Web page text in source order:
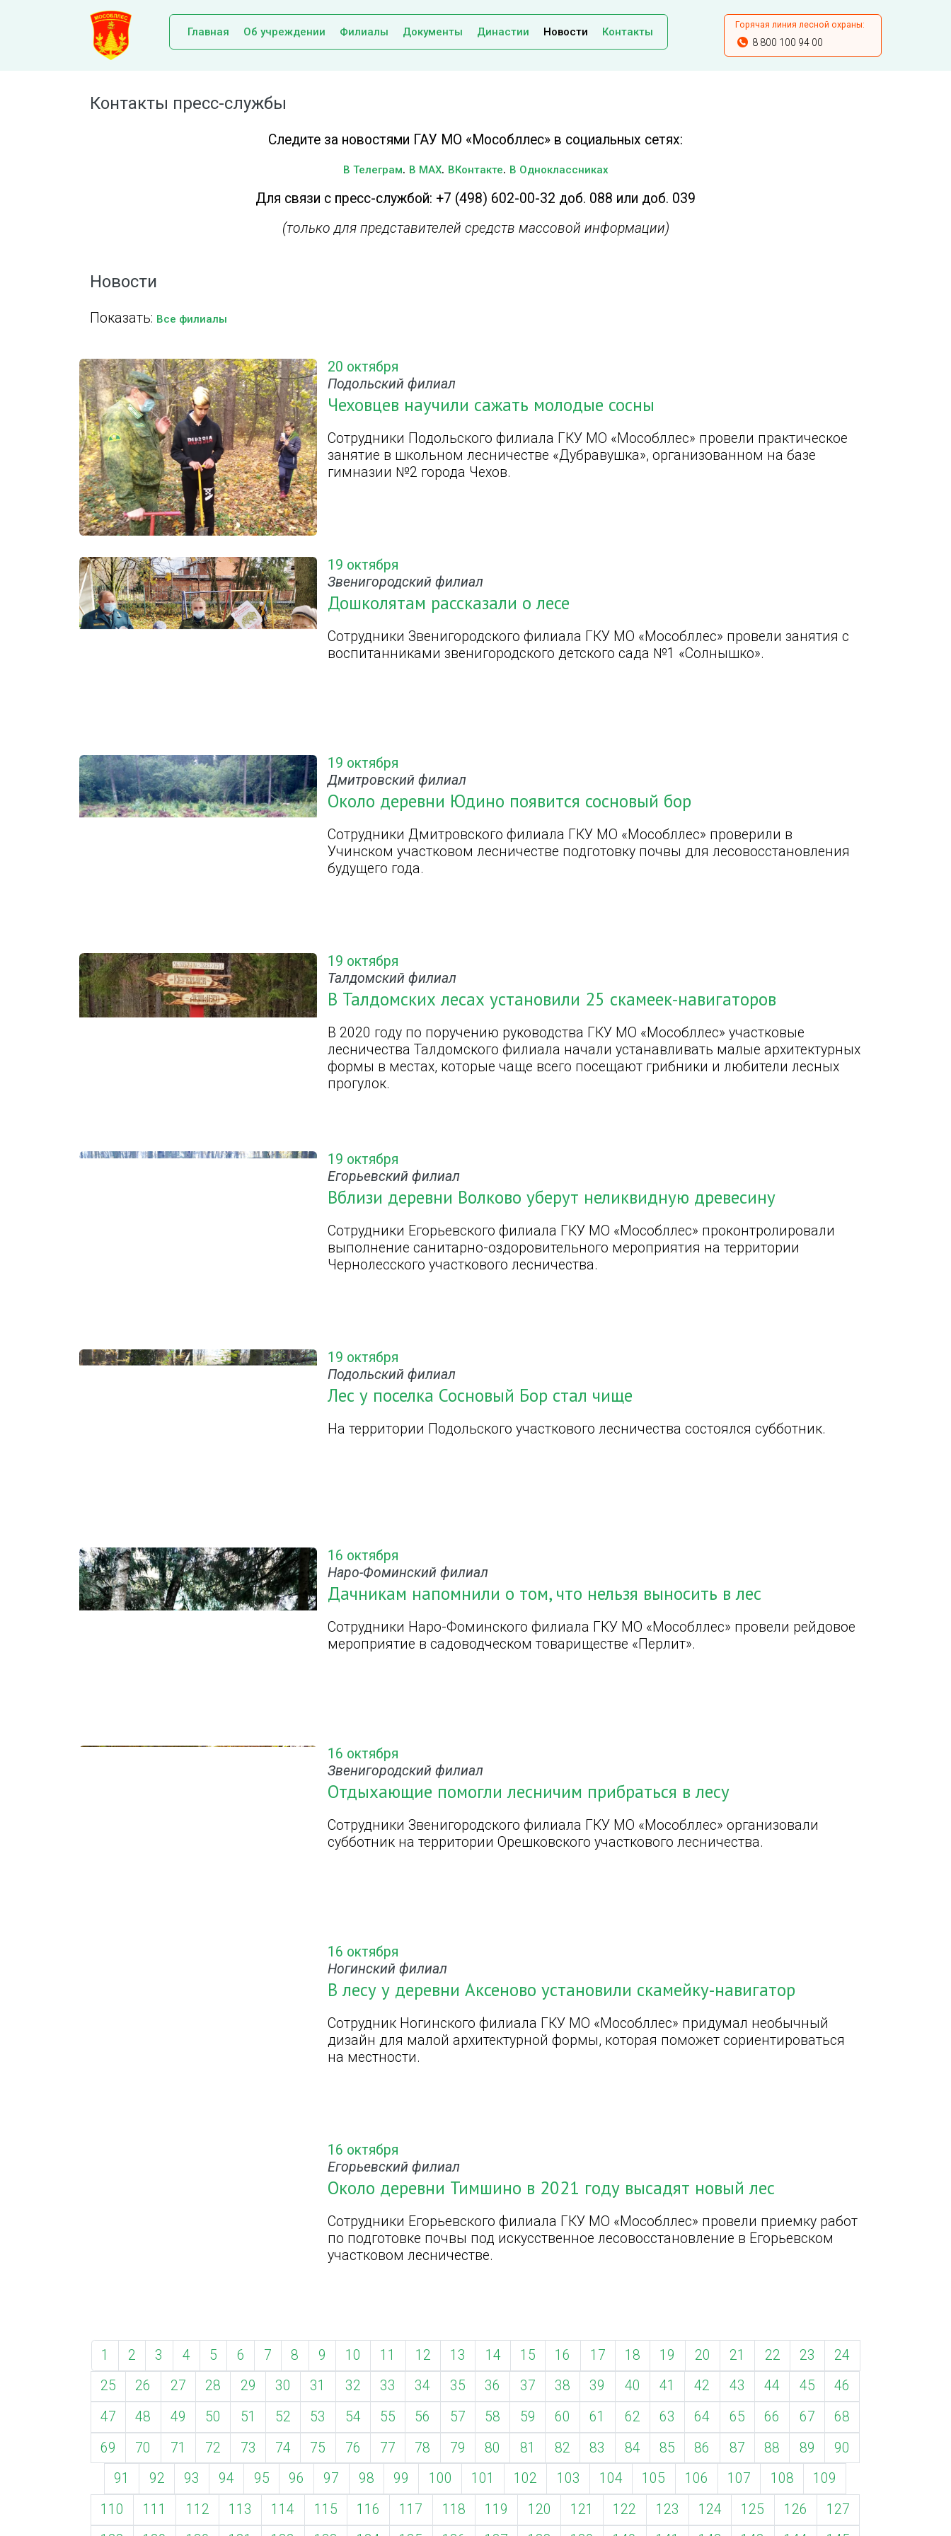
Главная Об учреждении Филиалы Документы Династии Новости Контакты
Горячая линия лесной охраны:
8 800 100 94 00
Контакты пресс-службы
Следите за новостями ГАУ МО «Мособллес» в социальных сетях:
В Телеграм. В MAX. ВКонтакте. В Одноклассниках
Для связи с пресс-службой: +7 (498) 602-00-32 доб. 088 или доб. 039
(только для представителей средств массовой информации)
Новости
Показать: Все филиалы
20 октября
Подольский филиал
Чеховцев научили сажать молодые сосны
Сотрудники Подольского филиала ГКУ МО «Мособллес» провели практическое
занятие в школьном лесничестве «Дубравушка», организованном на базе
гимназии №2 города Чехов.
19 октября
Звенигородский филиал
Дошколятам рассказали о лесе
Сотрудники Звенигородского филиала ГКУ МО «Мособллес» провели занятия с
воспитанниками звенигородского детского сада №1 «Солнышко».
19 октября
Дмитровский филиал
Около деревни Юдино появится сосновый бор
Сотрудники Дмитровского филиала ГКУ МО «Мособллес» проверили в
Учинском участковом лесничестве подготовку почвы для лесовосстановления
будущего года.
19 октября
Талдомский филиал
В Талдомских лесах установили 25 скамеек-навигаторов
В 2020 году по поручению руководства ГКУ МО «Мособллес» участковые
лесничества Талдомского филиала начали устанавливать малые архитектурных
формы в местах, которые чаще всего посещают грибники и любители лесных
прогулок.
19 октября
Егорьевский филиал
Вблизи деревни Волково уберут неликвидную древесину
Сотрудники Егорьевского филиала ГКУ МО «Мособллес» проконтролировали
выполнение санитарно-оздоровительного мероприятия на территории
Чернолесского участкового лесничества.
19 октября
Подольский филиал
Лес у поселка Сосновый Бор стал чище
На территории Подольского участкового лесничества состоялся субботник.
16 октября
Наро-Фоминский филиал
Дачникам напомнили о том, что нельзя выносить в лес
Сотрудники Наро-Фоминского филиала ГКУ МО «Мособллес» провели рейдовое
мероприятие в садоводческом товариществе «Перлит».
16 октября
Звенигородский филиал
Отдыхающие помогли лесничим прибраться в лесу
Сотрудники Звенигородского филиала ГКУ МО «Мособллес» организовали
субботник на территории Орешковского участкового лесничества.
16 октября
Ногинский филиал
В лесу у деревни Аксеново установили скамейку-навигатор
Сотрудник Ногинского филиала ГКУ МО «Мособллес» придумал необычный
дизайн для малой архитектурной формы, которая поможет сориентироваться
на местности.
16 октября
Егорьевский филиал
Около деревни Тимшино в 2021 году высадят новый лес
Сотрудники Егорьевского филиала ГКУ МО «Мособллес» провели приемку работ
по подготовке почвы под искусственное лесовосстановление в Егорьевском
участковом лесничестве.
1 2 3 4 5 6 7 8 9 10 11 12 13 14 15 16 17 18 19 20 21 22 23
24
25
26 27 28 29 30 31 32 33 34 35 36 37 38 39 40 41 42 43 44 45
46
47
48 49 50 51 52 53 54 55 56 57 58 59 60 61 62 63 64 65 66 67
68
69
70 71 72 73 74 75 76 77 78 79 80 81 82 83 84 85 86 87 88 89
90
91
92 93 94 95 96 97 98 99 100 101 102 103 104 105 106 107 108
109
110
111 112 113 114 115 116 117 118 119 120 121 122 123 124 125 126
127